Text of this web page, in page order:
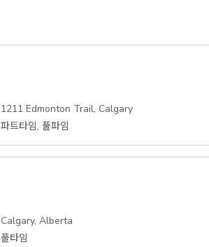
1211 Edmonton Trail, Calgary
파트타임, 풀파임
Calgary, Alberta
풀타임